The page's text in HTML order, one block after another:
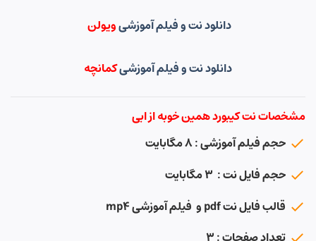
دانلود نت و فیلم آموزشیویولن
دانلود نت و فیلم آموزشیکمانچه
مشخصات نت کیبورد همین خوبه از ابی
حجم فیلم آموزشی : ۸ مگابایت
حجم فایل نت : ۳ مگابایت
قالب فایل نت pdf و فیلم آموزشی mp4